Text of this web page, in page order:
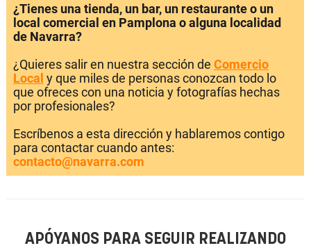
¿Tienes una tienda, un bar, un restaurante o un
local comercial en Pamplona o alguna localidad
de Navarra?
¿Quieres salir en nuestra sección de Comercio
Local y que miles de personas conozcan todo lo
que ofreces con una noticia y fotografías hechas
por profesionales?
Escríbenos a esta dirección y hablaremos contigo
para contactar cuando antes:
contacto@navarra.com
APÓYANOS PARA SEGUIR REALIZANDO